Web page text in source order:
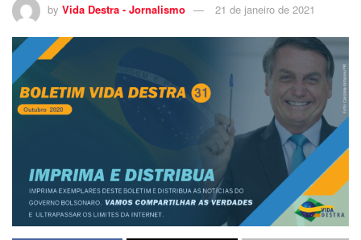
by Vida Destra - Jornalismo 21 de janeiro de 2021